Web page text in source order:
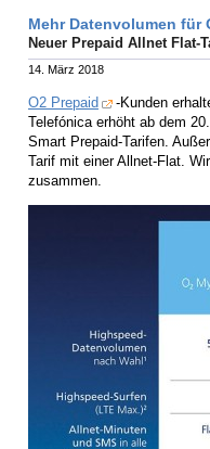
Mehr Datenvolumen für
Neuer Prepaid Allnet Flat-
14. März 2018
O2 Prepaid
-Kunden
Telefónica erhöht ab dem
Smart Prepaid-Tarifen.
Tarif mit einer Allnet-Flat.
zusammen.